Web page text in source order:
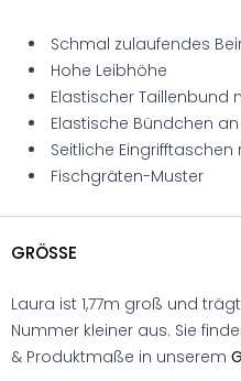
Schmal zulaufendes
Hohe Leibhöhe
Elastischer Taillenbund
Elastische Bündchen
Seitliche
Fischgräten-Muster
GRÖSSE
Laura ist 1,77m groß und
Nummer kleiner aus. Sie
& Produktmaße in unserem